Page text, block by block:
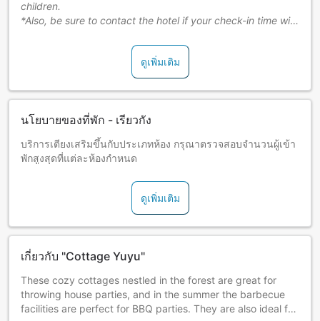
children.
*Also, be sure to contact the hotel if your check-in time will
JPY 1,080 must be paid for young children (up to
The heating charge is JPY 1,080 per room. Please pay at
the hotel. (Only applicable for stays between Dec. 1 and
Customers arriving by train should take the Lavender
Rapid.
Please take the bus bound for New Furano Prince Hotel
4 Sen bus stop (1 stop before New Furano Prince Hotel).
The hotel is about 5 min on foot from there.
and Asahikawa Airport, so please contact the hotel for
details.
Outbound:
Departing Furano Station at: 11:12, 12:42, 13:57, 15:22,
17:12, 18:57, 19:57, and 21:22
ดูเพิ่มเติม
นโยบายของที่พัก - เรียวกัง
บริการเตียงเสริมขึ้นกับประเภทห้อง กรุณาตรวจสอบจำนวนผู้เข้า
พักสูงสุดที่แต่ละห้องกำหนด
ดูเพิ่มเติม
เกี่ยวกับ "Cottage Yuyu"
These cozy cottages nestled in the forest are great for
throwing house parties, and in the summer the barbecue
facilities are perfect for BBQ parties. They are also ideal for